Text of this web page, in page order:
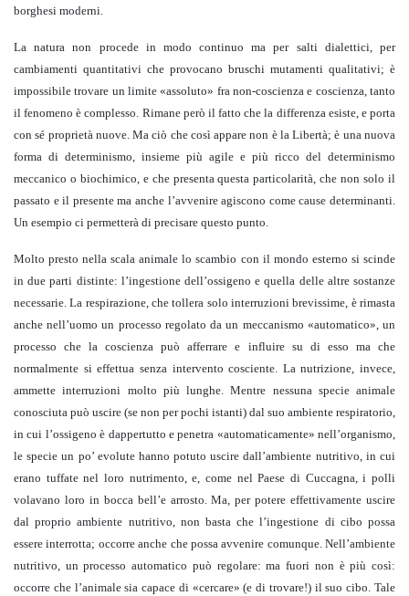
borghesi moderni.
La natura non procede in modo continuo ma per salti dialettici, per
cambiamenti quantitativi che provocano bruschi mutamenti qualitativi; è
impossibile trovare un limite «assoluto» fra non-coscienza e coscienza, tanto
il fenomeno è complesso. Rimane però il fatto che la differenza esiste, e porta
con sé proprietà nuove. Ma ciò che così appare non è la Libertà; è una nuova
forma di determinismo, insieme più agile e più ricco del determinismo
meccanico o biochimico, e che presenta questa particolarità, che non solo il
passato e il presente ma anche l’avvenire agiscono come cause determinanti.
Un esempio ci permetterà di precisare questo punto.
Molto presto nella scala animale lo scambio con il mondo esterno si scinde
in due parti distinte: l’ingestione dell’ossigeno e quella delle altre sostanze
necessarie. La respirazione, che tollera solo interruzioni brevissime, è rimasta
anche nell’uomo un processo regolato da un meccanismo «automatico», un
processo che la coscienza può afferrare e influire su di esso ma che
normalmente si effettua senza intervento cosciente. La nutrizione, invece,
ammette interruzioni molto più lunghe. Mentre nessuna specie animale
conosciuta può uscire (se non per pochi istanti) dal suo ambiente respiratorio,
in cui l’ossigeno è dappertutto e penetra «automaticamente» nell’organismo,
le specie un po’ evolute hanno potuto uscire dall’ambiente nutritivo, in cui
erano tuffate nel loro nutrimento, e, come nel Paese di Cuccagna, i polli
volavano loro in bocca bell’e arrosto. Ma, per potere effettivamente uscire
dal proprio ambiente nutritivo, non basta che l’ingestione di cibo possa
essere interrotta; occorre anche che possa avvenire comunque. Nell’ambiente
nutritivo, un processo automatico può regolare: ma fuori non è più così:
occorre che l’animale sia capace di «cercare» (e di trovare!) il suo cibo. Tale